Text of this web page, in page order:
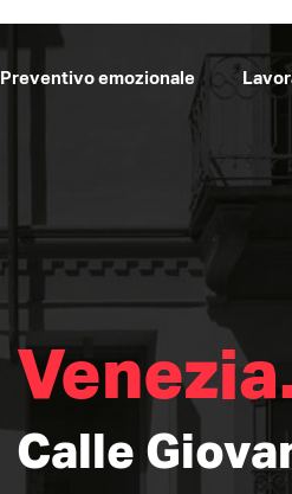
Preventivo emozionale
Calle